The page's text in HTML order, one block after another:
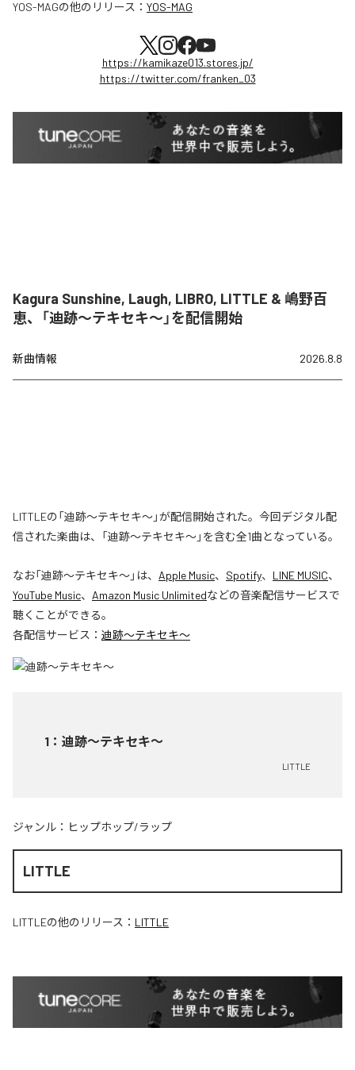
YOS-MAGの他のリリース： YOS-MAG
https://kamikaze013.stores.jp/
https://twitter.com/franken_03
Kagura Sunshine, Laugh, LIBRO, LITTLE & 嶋野百
恵、「迪跡〜テキセキ〜」を配信開始
新曲情報 2026.8.8
LITTLEの「迪跡〜テキセキ〜」が配信開始された。今回デジタル配
信された楽曲は、「迪跡〜テキセキ〜」を含む全1曲となっている。
なお「迪跡〜テキセキ〜」は、 Apple Music、 Spotify、 LINE MUSIC、
YouTube Music、 Amazon Music Unlimitedなどの音楽配信サービスで
聴くことができる。
各配信サービス： 迪跡〜テキセキ〜
1 ： 迪跡〜テキセキ〜
LITTLE
ジャンル： ヒップホップ/ラップ
LITTLE
LITTLEの他のリリース： LITTLE